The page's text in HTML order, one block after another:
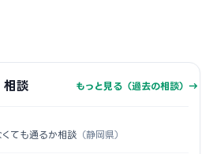
相談 もっと見る（過去の相談）→
ても通るか相談 （静岡県）